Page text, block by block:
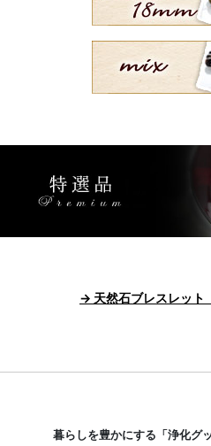
→ 天然石ブレスレッ
暮らしを豊かにする「浄化グ